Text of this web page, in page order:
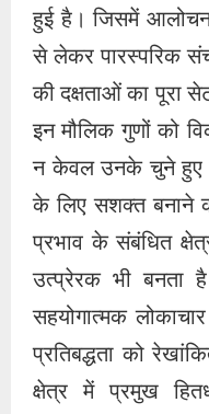
हुई है। जिसमें
से लेकर पारस्परिक
की दक्षताओं का पूरा
इन मौलिक गुणों को
न केवल उनके चुने हुए
के लिए सशक्त बनाने
प्रभाव के संबंधित
उत्प्रेरक भी बनता
सहयोगात्मक
प्रतिबद्धता को
क्षेत्र में प्रमुख